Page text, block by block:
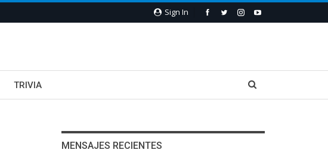
Sign In
TRIVIA
MENSAJES RECIENTES